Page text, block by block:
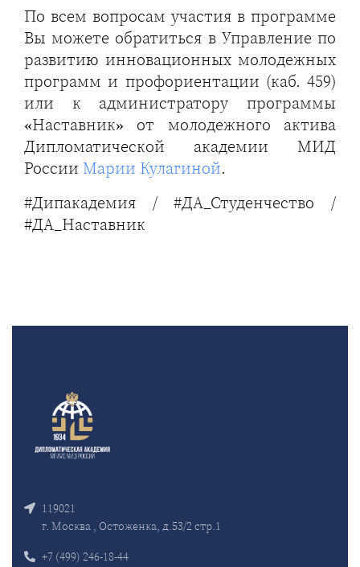
По всем вопросам участия в программе
Вы можете обратиться в Управление по
развитию инновационных молодежных
программ и профориентации (каб. 459)
или к администратору программы
«Наставник» от молодежного актива
Дипломатической академии МИД
России Марии Кулагиной.
#Дипакадемия / #ДА_Студенчество /
#ДА_Наставник
119021
г. Москва , Остоженка, д.53/2 стр.1
+7 (499) 246-18-44